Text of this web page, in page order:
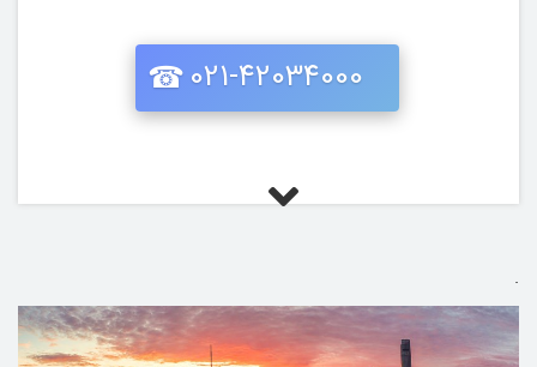
021-42034000
.